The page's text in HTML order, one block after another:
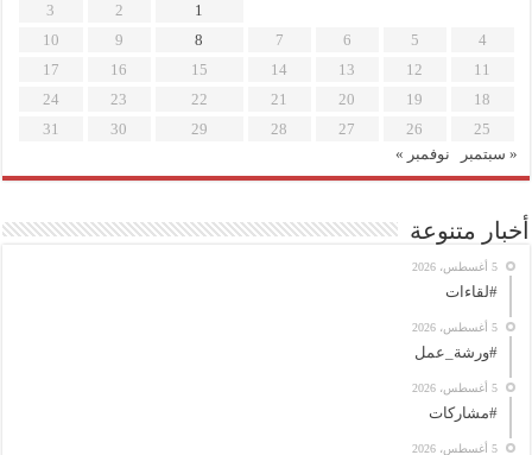
1
2
3
4
5
6
7
8
9
10
11
12
13
14
15
16
17
18
19
20
21
22
23
24
25
26
27
28
29
30
31
« سبتمبر
نوفمبر »
أخبار متنوعة
5 أغسطس، 2026
#لقاءات
5 أغسطس، 2026
#ورشة_عمل
5 أغسطس، 2026
#مشاركات
5 أغسطس، 2026